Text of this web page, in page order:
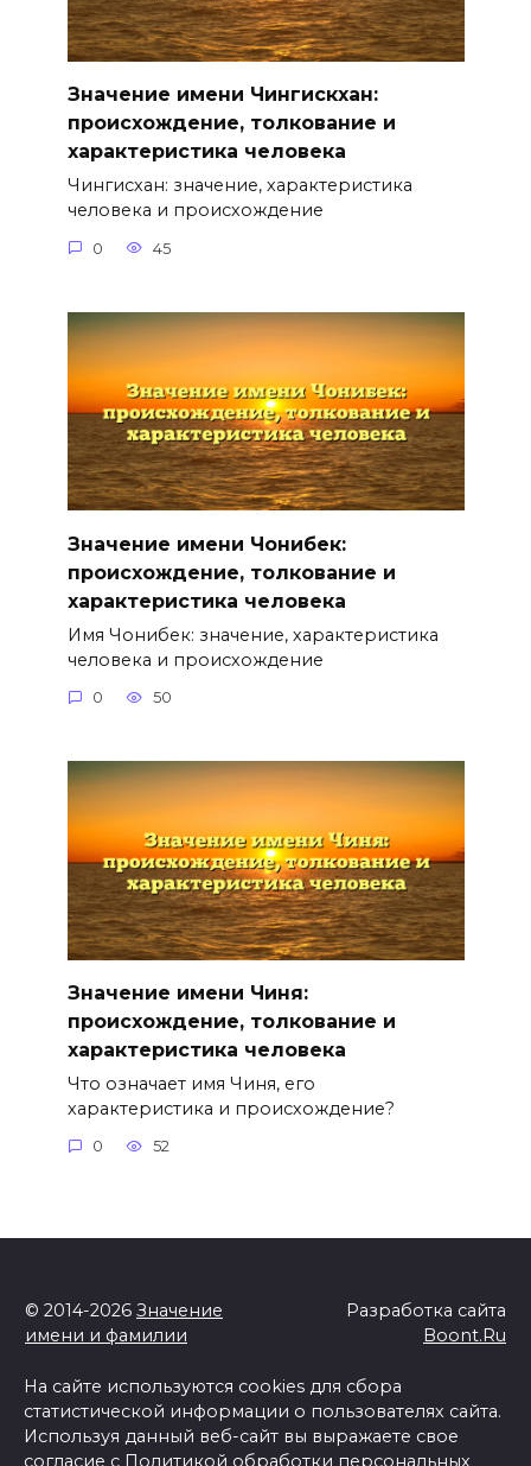
Значение имени Чингискхан:
происхождение, толкование и
характеристика человека
Чингисхан: значение, характеристика
человека и происхождение
0 45
Значение имени Чонибек:
происхождение, толкование и
характеристика человека
Имя Чонибек: значение, характеристика
человека и происхождение
0 50
Значение имени Чиня:
происхождение, толкование и
характеристика человека
Что означает имя Чиня, его
характеристика и происхождение?
0 52
© 2014-2026 Значение
имени и фамилии
Разработка сайта
Boont.Ru
На сайте используются cookies для сбора
статистической информации о пользователях сайта.
Используя данный веб-сайт вы выражаете свое
согласие с Политикой обработки персональных